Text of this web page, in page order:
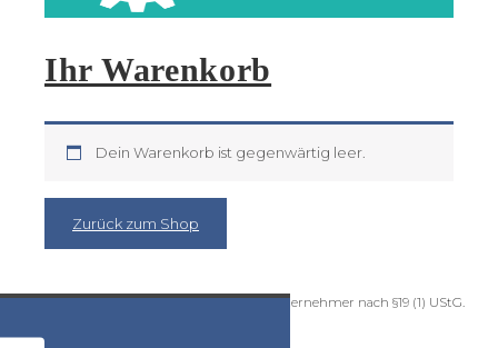
Reparatur von Vorzelten und
Ihr Warenkorb
Dein Warenkorb ist gegenwärtig leer.
Zurück zum Shop
Kein Mehrwertsteuerausweis, da Kleinunternehmer nach §19 (1) UStG.